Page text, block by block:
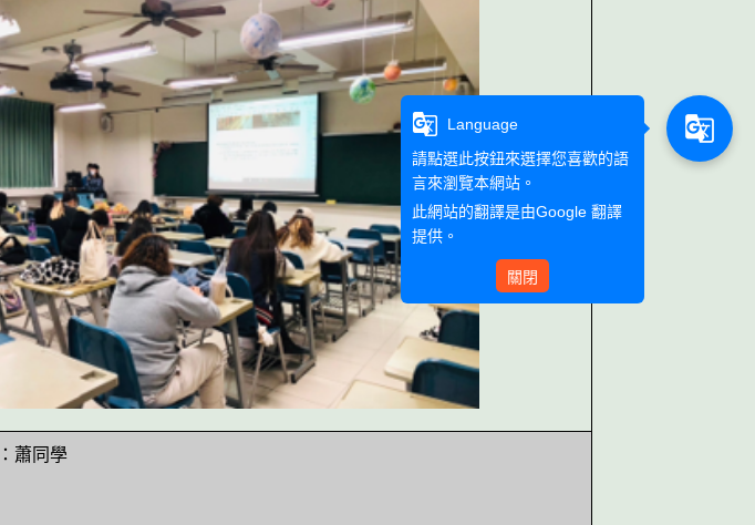
蕭同學
g_translate
Language
請點選此按鈕來選擇您喜歡的語
言來瀏覽本網站。
此網站的翻譯是由Google 翻譯
提供。
關閉
g_translate